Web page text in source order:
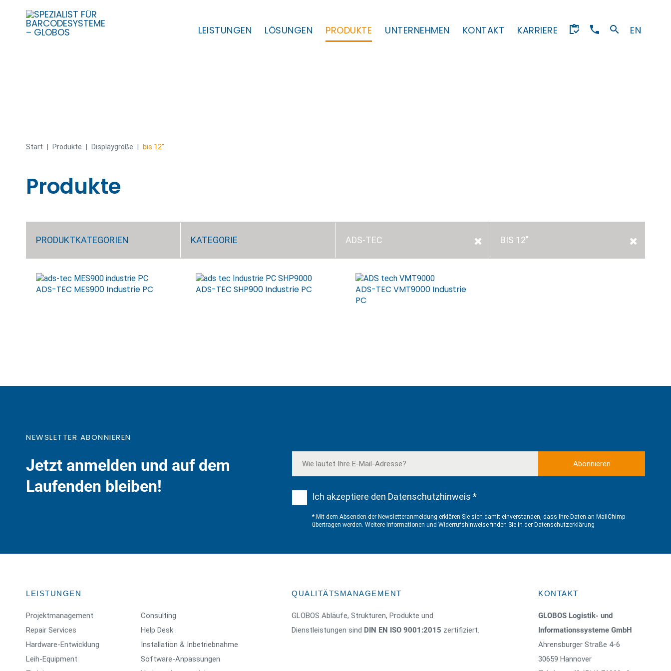
LEISTUNGEN LÖSUNGEN PRODUKTE UNTERNEHMEN KONTAKT KARRIERE EN
Start Produkte Displaygröße bis 12"
Produkte
PRODUKTKATEGORIEN KATEGORIE ADS-TEC BIS 12"
ADS-TEC MES900 Industrie PC ADS-TEC SHP900 Industrie PC
ADS-TEC VMT9000 Industrie
PC
NEWSLETTER ABONNIEREN
Jetzt anmelden und auf dem
Laufenden bleiben!
Ich akzeptiere den Datenschutzhinweis *
* Mit dem Absenden der Newsletteranmeldung erklären Sie sich damit einverstanden, dass Ihre Daten an MailChimp
übertragen werden. Weitere Informationen und Widerrufshinweise finden Sie in der Datenschutzerklärung
LEISTUNGEN
Projektmanagement
Consulting
Repair Services
Help Desk
Hardware-Entwicklung
Installation & Inbetriebnahme
Leih-Equipment
Software-Anpassungen
QUALITÄTSMANAGEMENT
GLOBOS Abläufe, Strukturen, Produkte und
Dienstleistungen sind DIN EN ISO 9001:2015 zertifiziert.
KONTAKT
GLOBOS Logistik- und
Informationssysteme GmbH
Ahrensburger Straße 4-6
30659 Hannover